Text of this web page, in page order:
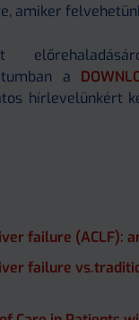
amiker
a
hírlevelünkért
failure (ACLF):
failure